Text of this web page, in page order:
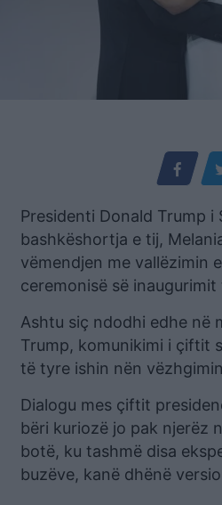
Presidenti Donald Trump i
bashkëshortja e tij,
vëmendjen me vallëzimin
ceremonisë së inaugurimit
Ashtu siç ndodhi edhe në
Trump, komunikimi i çiftit
të tyre ishin nën
Dialogu mes çiftit
bëri kuriozë jo pak njerëz
botë, ku tashmë disa
buzëve, kanë dhënë